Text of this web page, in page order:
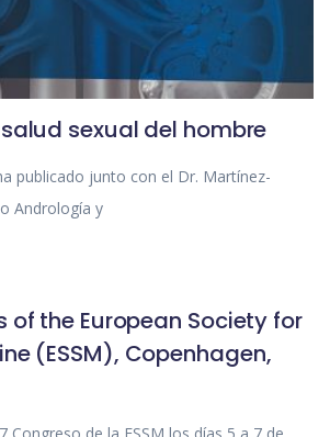
sexual del hombre
publicado junto con el Dr. Martínez-
Andrología y
of the European Society for
(ESSM), Copenhagen,